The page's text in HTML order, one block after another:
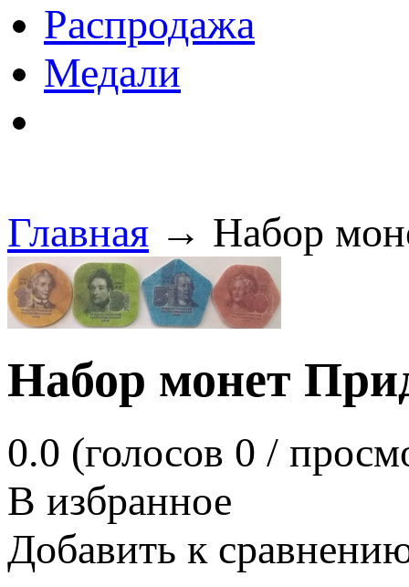
Распродажа
Медали
Главная → Набор
Набор монет
0.0 (голосов 0 /
В избранное
Добавить к